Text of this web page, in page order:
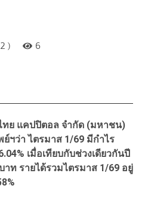
)
6
ย แคปปิตอล จำกัด (มหาชน)
ฯว่า ไตรมาส 1/69 มีกำไร
เมื่อเทียบกับช่วงเดียวกันปี
ท รายได้รวมไตรมาส 1/69 อยู่